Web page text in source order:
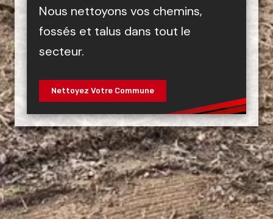
Nous nettoyons vos chemins,
fossés et talus dans tout le
secteur.
Nettoyez Votre Commune